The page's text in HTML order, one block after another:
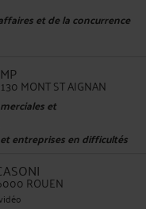
et de la concurrence
MONT ST AIGNAN
et
entreprises en difficultés
ROUEN